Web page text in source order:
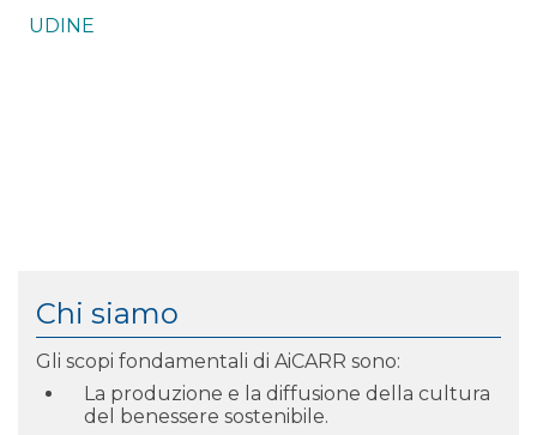
Chi siamo
Gli scopi fondamentali di AiCARR sono:
La produzione e la diffusione della cultura
del benessere sostenibile.
UDINE